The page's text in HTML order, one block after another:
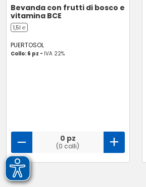
Bevanda con frutti di bosco e
vitamina BCE
1,5l ℮
PUERTOSOL
Collo: 6 pz - IVA 22%
0 pz
(0 colli)